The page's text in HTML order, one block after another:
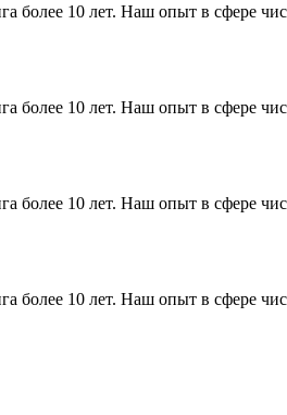
10 лет. Наш опыт в сфере
10 лет. Наш опыт в сфере
10 лет. Наш опыт в сфере
10 лет. Наш опыт в сфере